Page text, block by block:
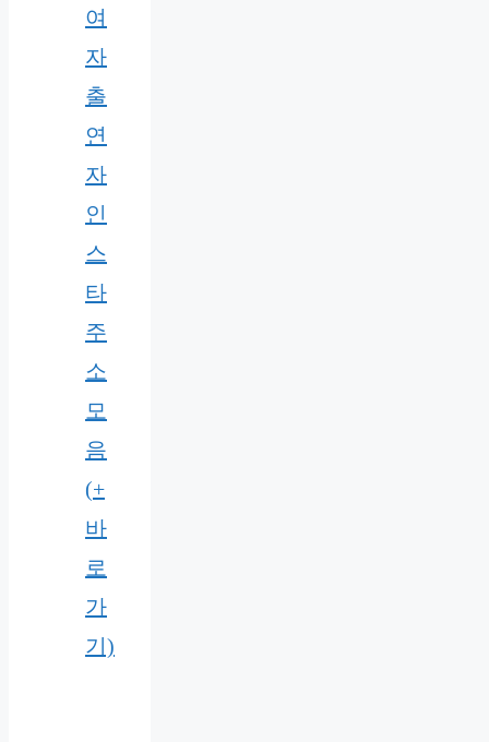
여
자
출
연
자
인
스
타
주
소
모
음
(+
바
로
가
기)